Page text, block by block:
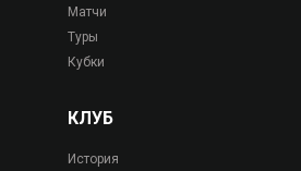
Матчи
Туры
Кубки
КЛУБ
История